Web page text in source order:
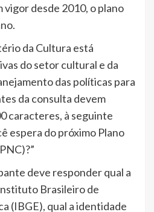
vigor desde 2010, o plano
da Cultura está
do setor cultural e da
das políticas para
da consulta devem
caracteres, à seguinte
espera do próximo Plano
deve responder qual a
Brasileiro de
(IBGE), qual a identidade